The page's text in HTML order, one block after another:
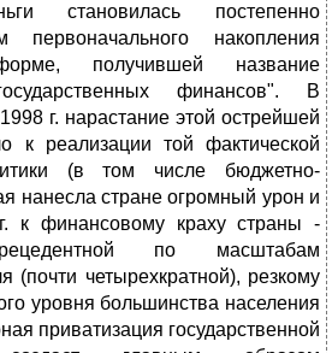
становилась постепенно
накопления
получившей название
финансов". В
г. нарастание этой острейшей
к реализации той фактической
(в том числе бюджетно-
нанесла стране огромный урон и
к финансовому краху страны -
по масштабам
(почти четырехкратной), резкому
уровня большинства населения
приватизация государственной